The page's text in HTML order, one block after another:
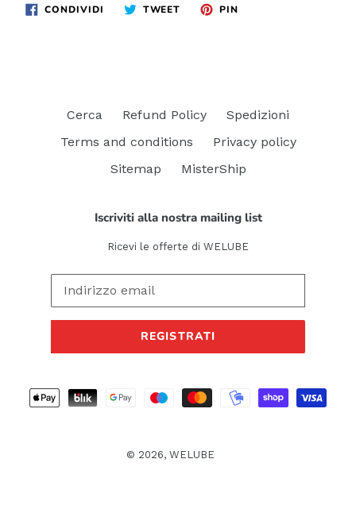
CONDIVIDI CONDIVIDITWEET TWITTAPIN
Cerca Refund Policy
Spedizioni
Terms and conditions
Privacy policy
Sitemap
MisterShip
Iscriviti alla nostra mailing list
Ricevi le offerte di WELUBE
REGISTRATI
pagamento
© 2026, WELUBE